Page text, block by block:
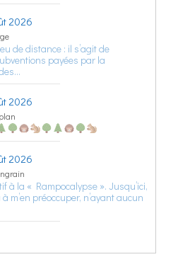
2026
de distance : il s’agit de
payées par la
2026
2026
à la « Rampocalypse ». Jusqu’ici,
m’en préoccuper, n’ayant aucun